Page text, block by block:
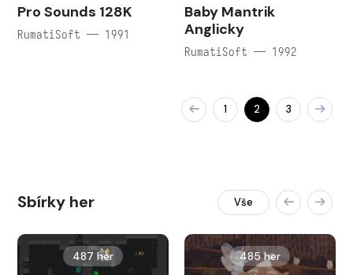
Pro Sounds 128K
RumatiSoft — 1991
Baby Mantrik
Anglicky
RumatiSoft — 1992
1 2 3
Sbírky her Vše
487 her 485 her